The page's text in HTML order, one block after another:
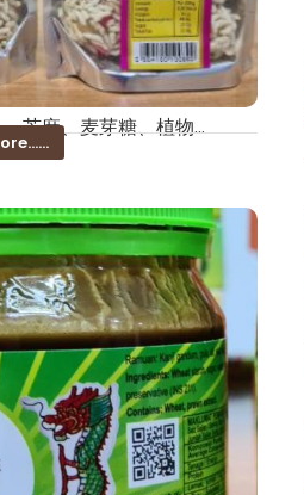
芝麻、麦芽糖、植物...